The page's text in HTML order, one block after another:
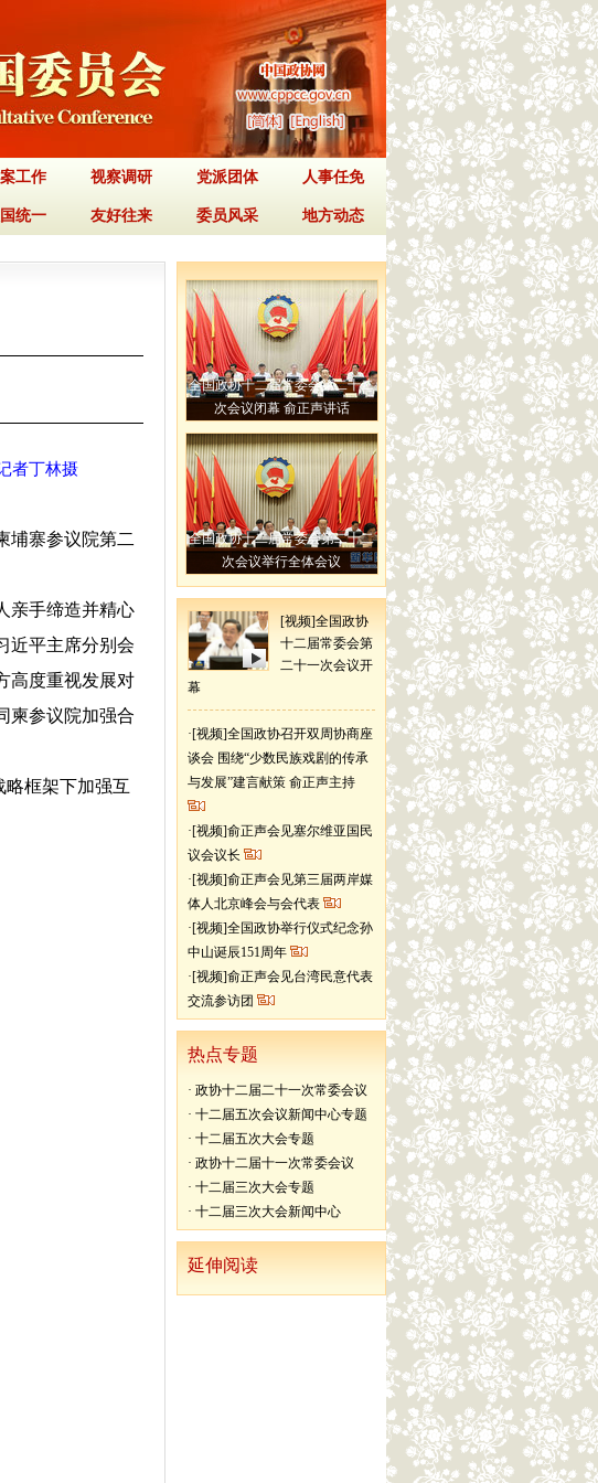
工作 视察调研 党派团体 人事任免
统一 友好往来 委员风采 地方动态
者丁林摄
埔寨参议院第二
亲手缔造并精心
近平主席分别会
高度重视发展对
柬参议院加强合
略框架下加强互
全国政协十二届常委会第二十二
次会议闭幕 俞正声讲话
全国政协十二届常委会第二十二
次会议举行全体会议
[视频]全国政协
十二届常委会第
二十一次会议开
幕
·[视频]全国政协召开双周协商座
谈会 围绕“少数民族戏剧的传承
与发展”建言献策 俞正声主持
·[视频]俞正声会见塞尔维亚国民
议会议长
·[视频]俞正声会见第三届两岸媒
体人北京峰会与会代表
·[视频]全国政协举行仪式纪念孙
中山诞辰151周年
·[视频]俞正声会见台湾民意代表
交流参访团
热点专题
·政协十二届二十一次常委会议
·十二届五次会议新闻中心专题
·十二届五次大会专题
·政协十二届十一次常委会议
·十二届三次大会专题
·十二届三次大会新闻中心
延伸阅读